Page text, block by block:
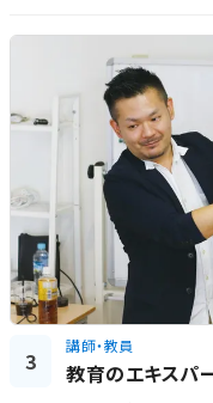
3
講師・教員
教育のエキスパ